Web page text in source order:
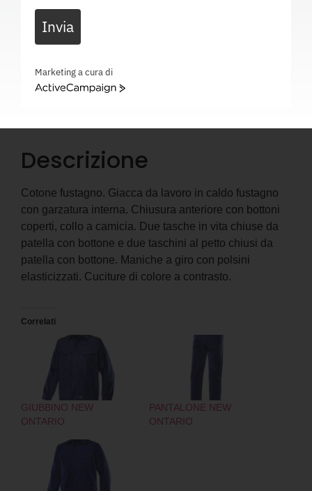
GIACCA NEW ONTARIO
03A167 Categoria
GIACCA NEW ONTARIO – EN ISO 13688 – 03A167
Descrizione
Cotone fustagno. Giacca da lavoro in caldo fustagno
con garzatura interna. Chiusura anteriore con bottoni
coperti, collo a camicia. Due tasche in vita chiuse da
patella con bottone e due taschini al petto chiusi da
patella con bottone. Maniche a giro con polsini
elasticizzati. Cuciture di colore a contrasto.
Correlati
GIUBBINO NEW
ONTARIO
PANTALONE NEW
ONTARIO
Invia
Marketing a cura di
ActiveCampaign